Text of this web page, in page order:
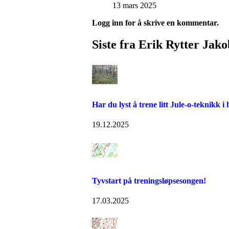
13 mars 2025
Logg inn for å skrive en kommentar.
Siste fra Erik Rytter
Har du lyst å trene litt Jule-o-teknikk i
19.12.2025
Tyvstart på treningsløpsesongen!
17.03.2025